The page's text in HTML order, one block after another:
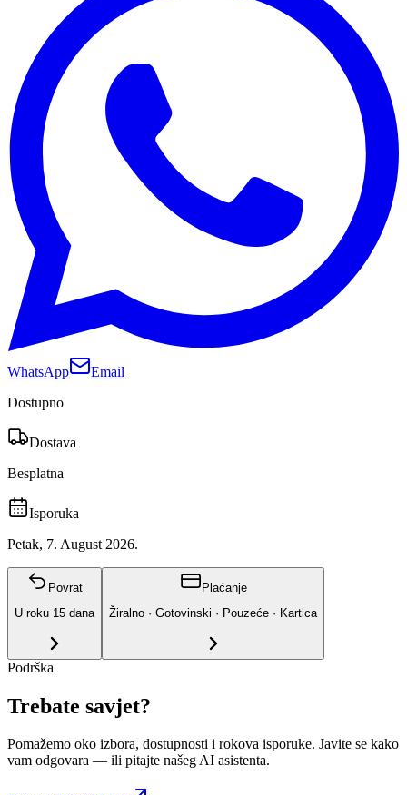
WhatsApp
Email
Dostupno
Dostava
Besplatna
Isporuka
Petak, 7. August 2026.
Povrat
U roku 15 dana
Plaćanje
Žiralno · Gotovinski · Pouzeće · Kartica
Podrška
Trebate savjet?
Pomažemo oko izbora, dostupnosti i rokova isporuke. Javite se kako
vam odgovara — ili pitajte našeg AI asistenta.